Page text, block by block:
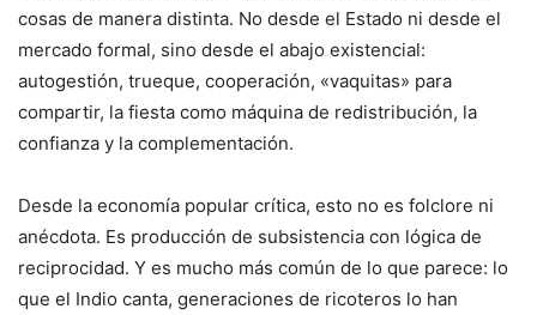
cosas de manera distinta. No desde el Estado ni desde el
mercado formal, sino desde el abajo existencial:
autogestión, trueque, cooperación, «vaquitas» para
compartir, la fiesta como máquina de redistribución, la
confianza y la complementación.
Desde la economía popular crítica, esto no es folclore ni
anécdota. Es producción de subsistencia con lógica de
reciprocidad. Y es mucho más común de lo que parece: lo
que el Indio canta, generaciones de ricoteros lo han